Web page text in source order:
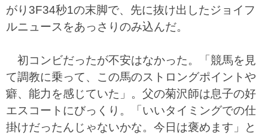
がり3F34秒1の末脚で、先に抜け出したジョイフ
ルニュースをあっさりのみ込んだ。
初コンビだったが不安はなかった。「競馬を見
て調教に乗って、この馬のストロングポイントや
癖、能力を感じていた」。父の菊沢師は息子の好
エスコートにびっくり。「いいタイミングでの仕
掛けだったんじゃないかな。今日は褒めます」と